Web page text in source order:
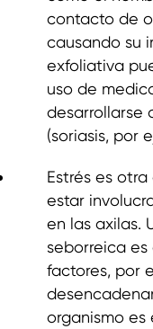
contacto de
causando su
exfoliativa
uso de
desarrollarse
(soriasis, por
Estrés es
estar
en las axilas.
seborreica
factores, por
organismo